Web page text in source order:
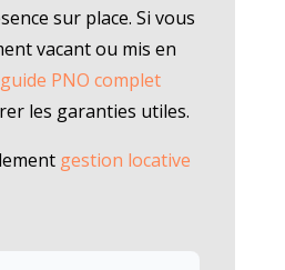
sur place. Si vous
vacant ou mis en
guide PNO complet
les garanties utiles.
gestion locative